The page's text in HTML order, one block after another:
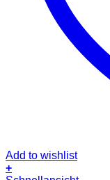
Add to wishlist
+